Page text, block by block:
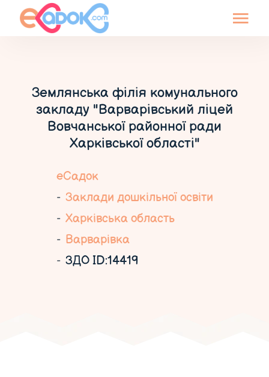
Землянська філія комунального
закладу "Варварівський ліцей
Вовчанської районної ради
Харківської області"
еСадок
Заклади дошкільної освіти
Харківська область
Варварівка
ЗДО ID:14419